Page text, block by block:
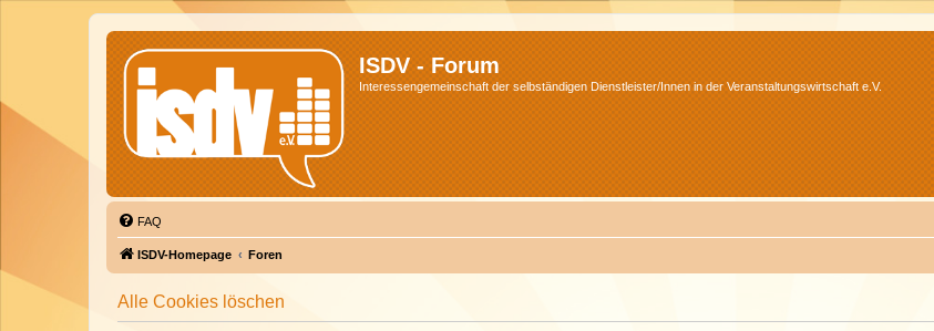
ISDV - Forum
Interessengemeinschaft der selbständigen Dienstleister/Innen in der Veranstaltungswirtschaft e.V.
FAQ
ISDV-Homepage Foren
Alle Cookies löschen